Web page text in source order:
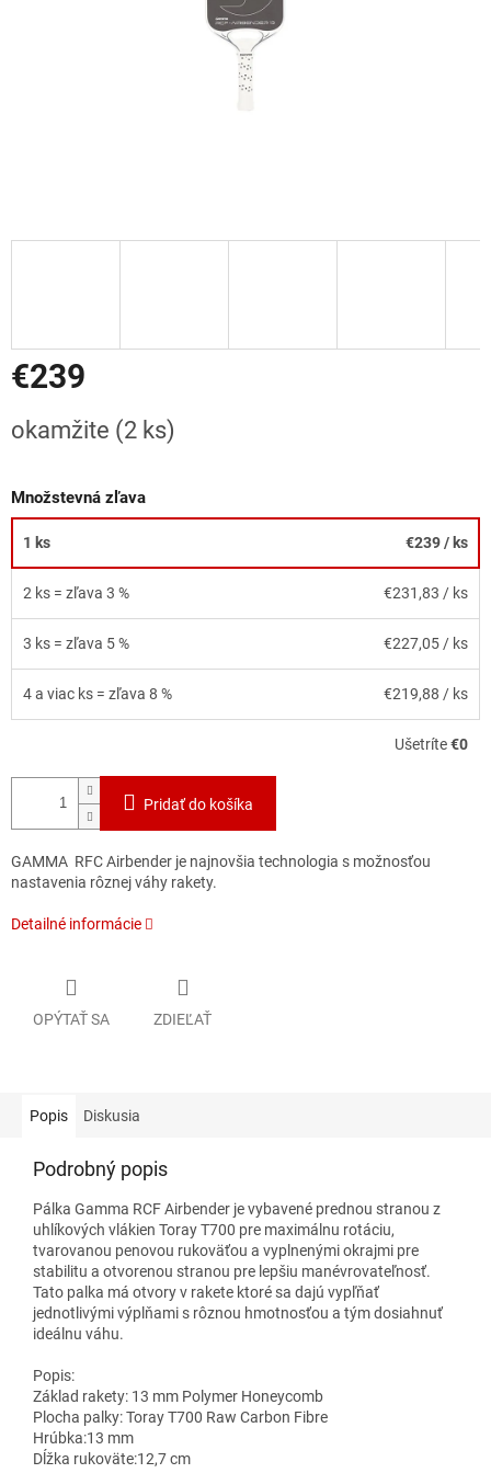
€239
cena:
okamžite (2 ks)
Množstevná zľava
1 ks €239/ ks
2 ks = zľava 3 % €231,83 / ks
3 ks = zľava 5 % €227,05 / ks
4 a viac ks = zľava 8 % €219,88 / ks
Ušetríte€0
Pridať do košíka
GAMMA RFC Airbender je najnovšia technologia s možnosťou
nastavenia rôznej váhy rakety.
Detailné informácie
OPÝTAŤ SA ZDIEĽAŤ
Popis Diskusia
Podrobný popis
Pálka Gamma RCF Airbender je vybavené prednou stranou z
uhlíkových vlákien Toray T700 pre maximálnu rotáciu,
tvarovanou penovou rukoväťou a vyplnenými okrajmi pre
stabilitu a otvorenou stranou pre lepšiu manévrovateľnosť.
Tato palka má otvory v rakete ktoré sa dajú vypľňať
jednotlivými výplňami s rôznou hmotnosťou a tým dosiahnuť
ideálnu váhu.
Popis:
Základ rakety: 13 mm Polymer Honeycomb
Plocha palky: Toray T700 Raw Carbon Fibre
Hrúbka:13 mm
Dĺžka rukoväte:12,7 cm